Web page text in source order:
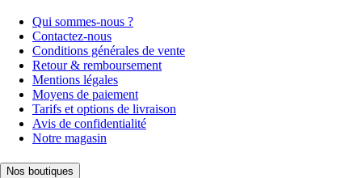
Qui sommes-nous ?
Contactez-nous
Conditions générales de vente
Retour & remboursement
Mentions légales
Moyens de paiement
Tarifs et options de livraison
Avis de confidentialité
Notre magasin
Nos boutiques